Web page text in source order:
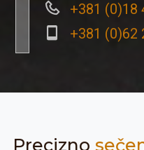
+381 (0)18
+381 (0)62
Precizno